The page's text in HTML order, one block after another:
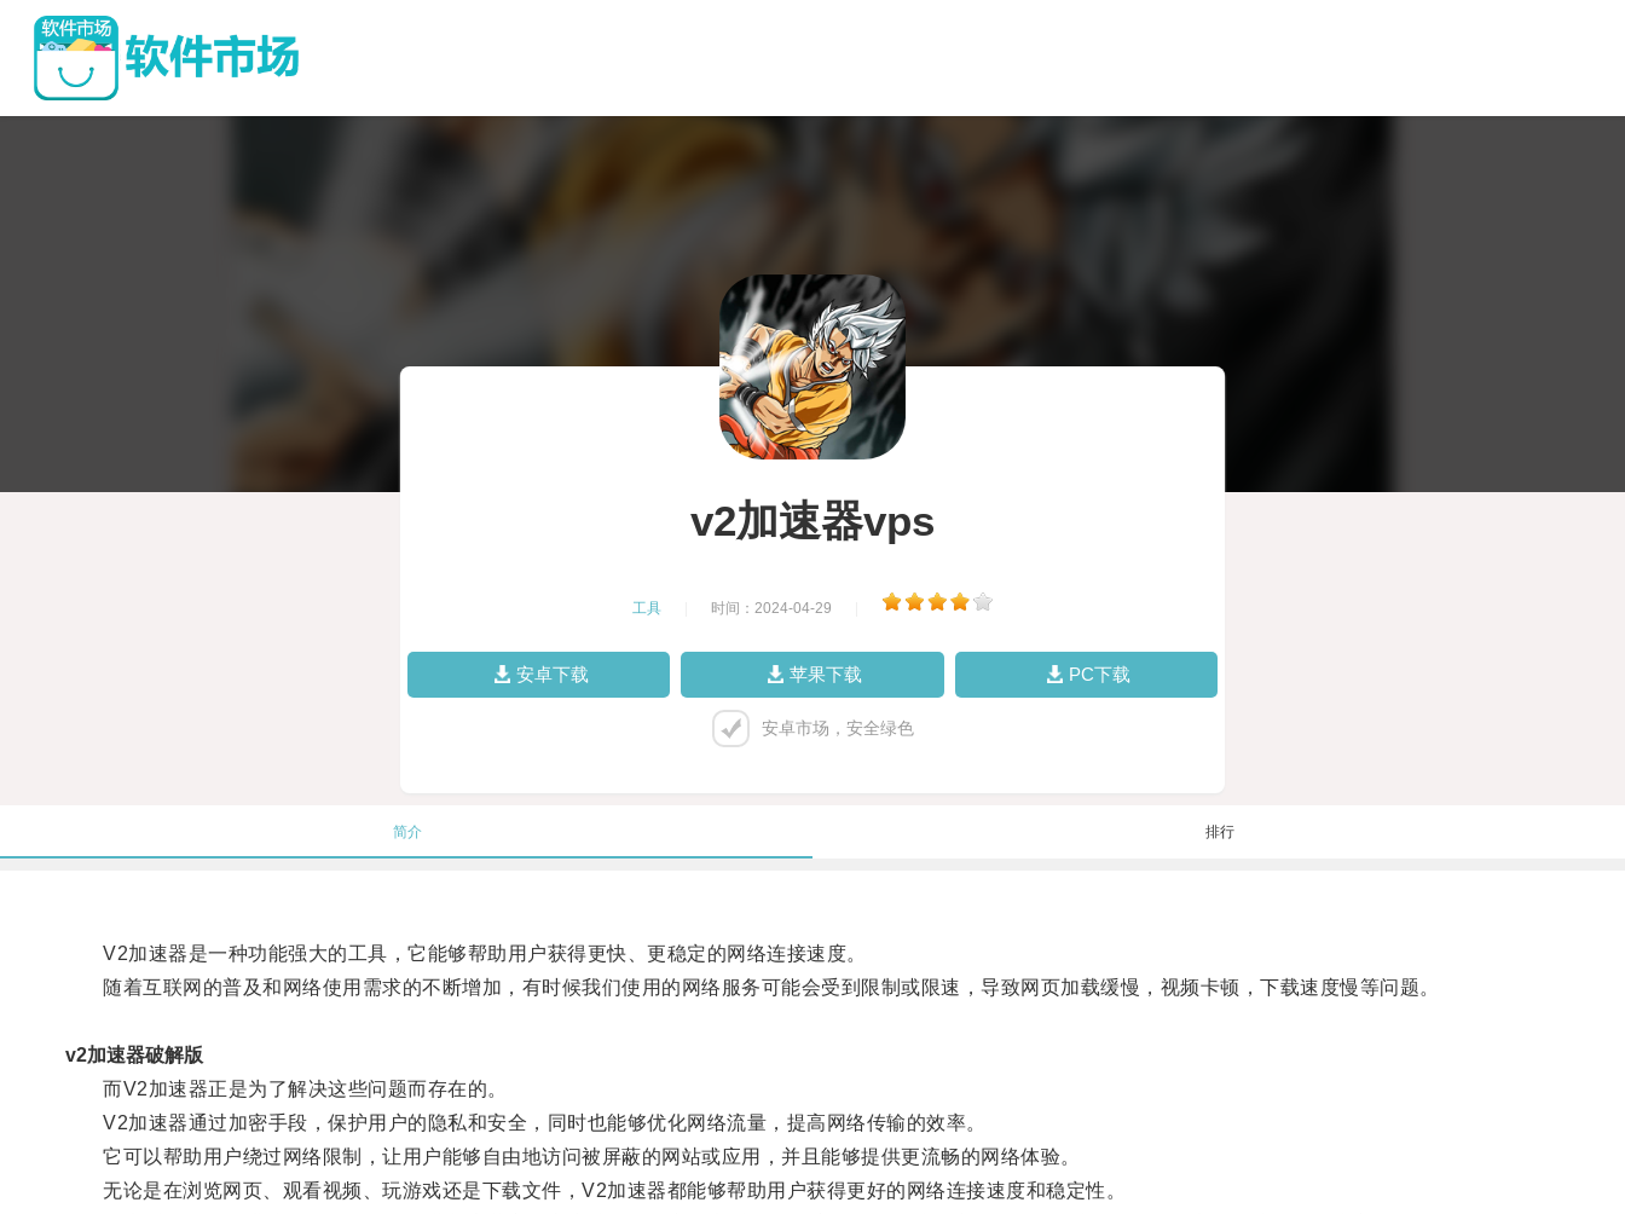
v2加速器vps
工具 时间：2024-04-29
安卓下载 苹果下载 PC下载
安卓市场，安全绿色
简介 排行
V2加速器是一种功能强大的工具，它能够帮助用户获得更快、更稳定的网络连接速度。
随着互联网的普及和网络使用需求的不断增加，有时候我们使用的网络服务可能会受到限制或限速，导致网页加载缓慢，视频卡顿，下载速度慢等问题。
v2加速器破解版
而V2加速器正是为了解决这些问题而存在的。
V2加速器通过加密手段，保护用户的隐私和安全，同时也能够优化网络流量，提高网络传输的效率。
它可以帮助用户绕过网络限制，让用户能够自由地访问被屏蔽的网站或应用，并且能够提供更流畅的网络体验。
无论是在浏览网页、观看视频、玩游戏还是下载文件，V2加速器都能够帮助用户获得更好的网络连接速度和稳定性。